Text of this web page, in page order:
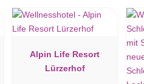
Alpin Life Resort
Lürzerhof